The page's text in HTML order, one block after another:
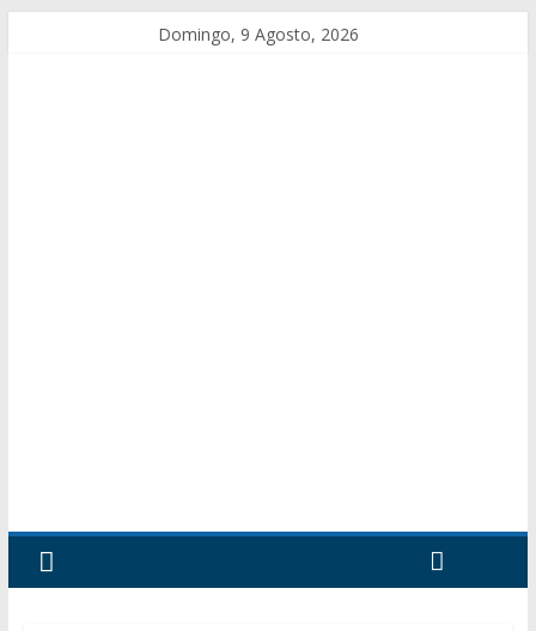
Domingo, 9 Agosto, 2026